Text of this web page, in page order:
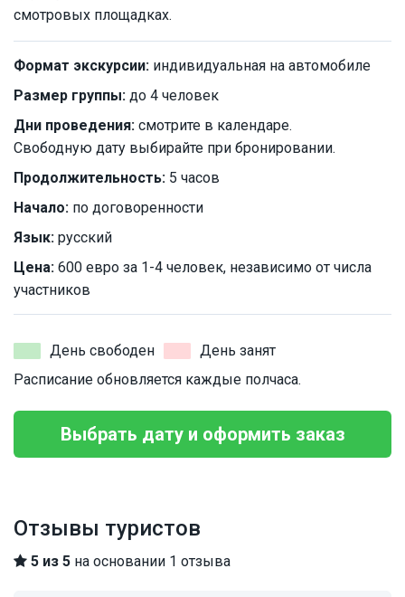
смотровых площадках.
Формат экскурсии: индивидуальная на автомобиле
Размер группы: до 4 человек
Дни проведения: смотрите в календаре.
Свободную дату выбирайте при бронировании.
Продолжительность: 5 часов
Начало: по договоренности
Язык: русский
Цена: 600 евро за 1-4 человек, независимо от числа
участников
День свободен
День занят
Расписание обновляется каждые полчаса.
Выбрать дату и оформить заказ
Отзывы туристов
5 из 5 на основании 1 отзыва